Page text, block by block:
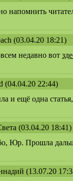
напомнить
(03.04.20 18:21)
недавно вот
(04.04.20 22:44)
и ещё одна
(03.04.20 18:41)
Юр. Прошла
(13.07.20